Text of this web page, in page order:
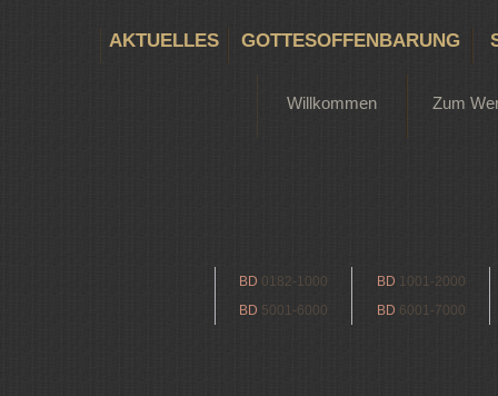
AKTUELLES GOTTESOFFENBARUNG
Willkommen Zum
BD 0182-1000 BD 1001-2000
BD 5001-6000 BD 6001-7000